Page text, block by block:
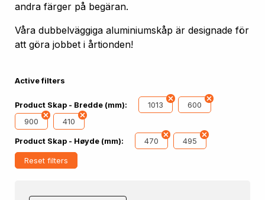
andra färger på begäran.
Våra dubbelväggiga aluminiumskåp är designade för
att göra jobbet i årtionden!
Active filters
Product Skap - Bredde (mm): 1013
600
900
410
Product Skap - Høyde (mm): 470 495
Reset filters